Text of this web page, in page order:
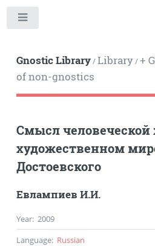
Gnostic Library/Library/+
of non-gnostics
Смысл
художественном
Достоевского
Евлампиев И.И.
Year: 2009
Language: Russian